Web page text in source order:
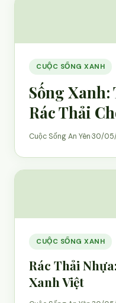
CUỘC SỐNG XANH
Sống Xanh:
Rác Thải
Cuộc Sống An Yên·30/
CUỘC SỐNG XANH
Rác Thải
Xanh Việt